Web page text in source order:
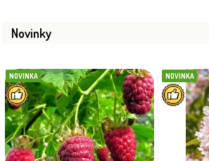
Novinky
NOVINKA NOVINKA